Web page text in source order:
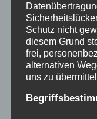
Mit unseren
Anfang zu
von Kinder-
handelt sich
bestimmte
Schutz nicht
diesem Grund
frei,
alternativen
uns zu